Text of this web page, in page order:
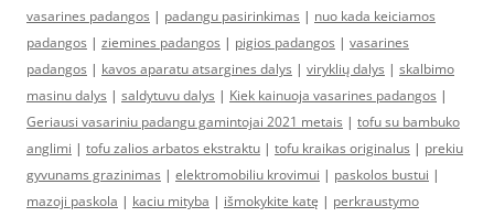
vasarines padangos | padangu pasirinkimas | nuo kada keiciamos
padangos | ziemines padangos | pigios padangos | vasarines
padangos | kavos aparatu atsargines dalys | viryklių dalys | skalbimo
masinu dalys | saldytuvu dalys | Kiek kainuoja vasarines padangos |
Geriausi vasariniu padangu gamintojai 2021 metais | tofu su bambuko
anglimi | tofu zalios arbatos ekstraktu | tofu kraikas originalus | prekiu
gyvunams grazinimas | elektromobiliu krovimui | paskolos bustui |
mazoji paskola | kaciu mityba | išmokykite katę | perkraustymo